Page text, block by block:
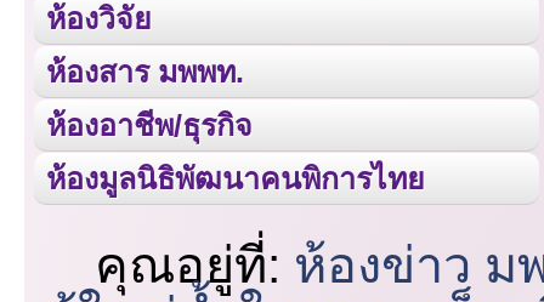
ห้องวิจัย
ห้องสาร มพพท.
ห้องอาชีพ/ธุรกิจ
ห้องมูลนิธิพัฒนาคนพิการไทย
คุณอยู่ที่: ห้องข่าว ม